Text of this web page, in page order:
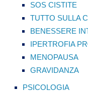
SOS CISTITE
TUTTO SULLA
BENESSERE
IPERTROFIA
MENOPAUSA
GRAVIDANZA
PSICOLOGIA